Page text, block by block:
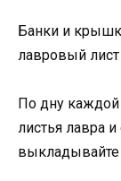
Банки и
лавровый
По дну каждой
листья лавра
выкладывайте